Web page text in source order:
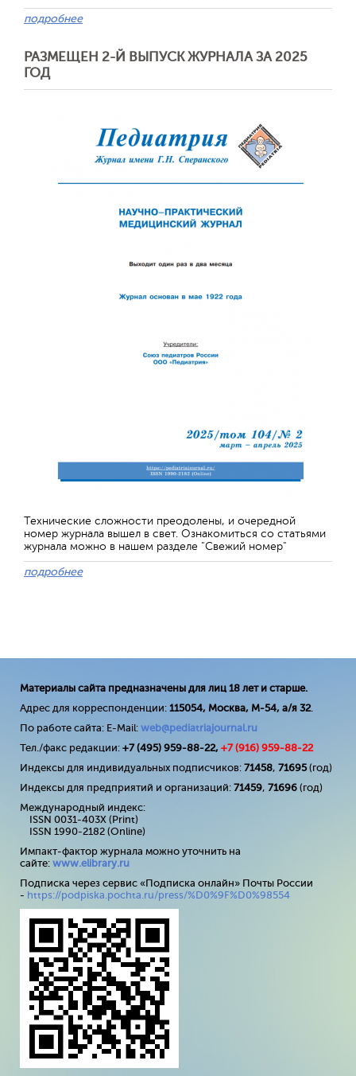
подробнее
РАЗМЕЩЕН 2-Й ВЫПУСК ЖУРНАЛА ЗА 2025
ГОД
Технические сложности преодолены, и очередной
номер журнала вышел в свет. Ознакомиться со статьями
журнала можно в нашем разделе "Свежий номер"
подробнее
Материалы сайта предназначены для лиц 18 лет и старше.
Адрес для корреспонденции: 115054, Москва, М-54, а/я 32.
По работе сайта: E-Mail: web@pediatriajournal.ru
Тел./факс редакции: +7 (495) 959-88-22, +7 (916) 959-88-22
Индексы для индивидуальных подписчиков: 71458, 71695(год)
Индексы для предприятий и организаций: 71459, 71696 (год)
Международный индекс:
ISSN 0031-403X (Print)
ISSN 1990-2182 (Online)
Импакт-фактор журнала можно уточнить на
сайте: www.elibrary.ru
Подписка через сервис «Подписка онлайн» Почты России
- https://podpiska.pochta.ru/press/%D0%9F%D0%98554